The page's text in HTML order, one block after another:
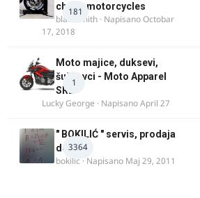
181
chock motorcycles
blacksmith · NapisanoOctobar
17, 2018
1
Moto majice, duksevi,
šuškavci - Moto Apparel
SRB
Lucky George · NapisanoApril 27
3364
" BOKILIĆ " servis, prodaja
delova
bokilic · Napisano Maj 29, 2011